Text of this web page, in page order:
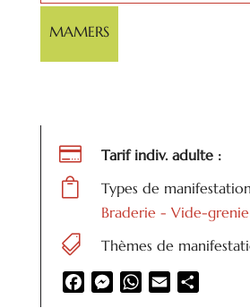
MAMERS
 Tarif indiv. adulte :
 Types de
Braderie - Vide-
 Thèmes de
FacebookMessenger
WhatsApp
Email